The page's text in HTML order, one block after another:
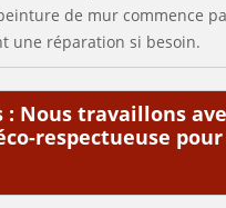
de mur commence
une réparation si besoin.
: Nous travaillons
respectueuse